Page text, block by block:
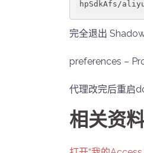
完全退出
preferences –
代理改完后重启
相关资